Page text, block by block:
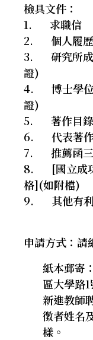
檢具文件：
1.
求職信
2.
個人履
3.
研究所
證)
4.
博士學
證)
5.
著作目
6.
代表著
7.
推薦函
8.
[國立成
格](如附檔)
9.
其他有
申請方式：請
紙本郵寄
區大學路1
新進教師
徵者姓名
樣。